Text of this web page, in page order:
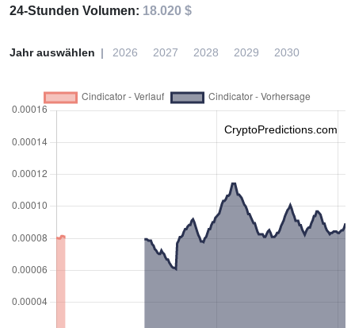
24-Stunden Volumen: 18.020 $
Jahr auswählen 2026 2027 2028 2029 2030
CryptoPredictions.com